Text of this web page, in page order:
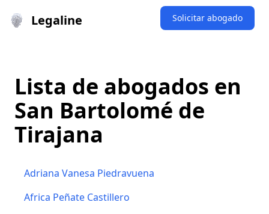
Legaline Solicitar abogado
Lista de abogados en
San Bartolomé de
Tirajana
Adriana Vanesa Piedravuena
Africa Peñate Castillero